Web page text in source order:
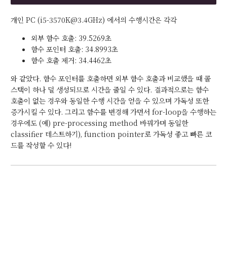
개인 PC (i5-3570K@3.4GHz) 에서의 수행시간은 각각
외부 함수 호출: 39.5269초
함수 포인터 호출: 34.8993초
함수 호출 제거: 34.4462초
와 같았다. 함수 포인터를 호출하면 외부 함수 호출과 비교했을 때 콜
스택이 하나 덜 생성되므로 시간을 줄일 수 있다. 결과적으로는 함수
호출이 없는 경우와 동일한 수행 시간을 얻을 수 있으며 가독성 또한
증가시킬 수 있다. 그리고 함수를 변경해 가면서 for-loop을 수행하는
경우에도 (예) pre-processing method 바꿔가며 동일한
classifier 테스트하기), function pointer로 가독성 좋고 빠른 코
드를 작성할 수 있다!